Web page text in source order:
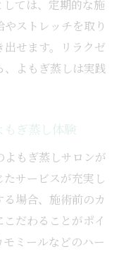
ては、定期的な施
ストレッチを取り
せます。リラクゼ
よもぎ蒸しは実践
もぎ蒸し体験
もぎ蒸しサロンが
サービスが充実し
場合、施術前のカ
だわることがポイ
ミールなどのハー